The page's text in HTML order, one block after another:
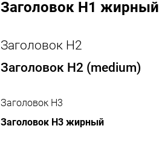
Заголовок H1 жирный
Заголовок H2
Заголовок H2 (medium)
Заголовок H3
Заголовок H3 жирный